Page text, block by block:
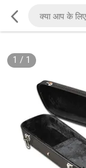
1 / 1